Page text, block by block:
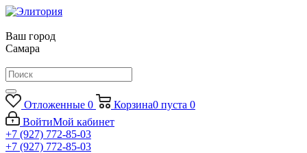
Ваш город
Самара
Отложенные 0 Корзина0 пуста 0
ВойтиМой кабинет
+7 (927) 772-85-03
+7 (927) 772-85-03